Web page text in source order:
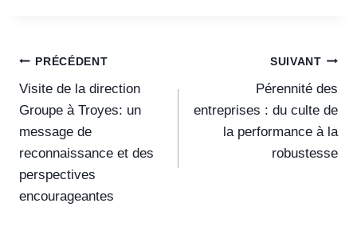
PRÉCÉDENT
Visite de la direction
Groupe à Troyes: un
message de
reconnaissance et des
perspectives
encourageantes
SUIVANT
Pérennité des
entreprises : du culte de
la performance à la
robustesse